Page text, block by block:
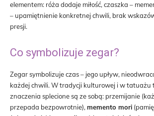
elementem: róża dodaje miłość, czaszka –
– upamiętnienie konkretnej chwili, brak
presji.
Co symbolizuje zegar?
Zegar symbolizuje czas – jego upływ,
każdej chwili. W tradycji kulturowej i w tatuażu
znaczenia splecione są ze sobą: przemijanie
przepada bezpowrotnie),memento mori